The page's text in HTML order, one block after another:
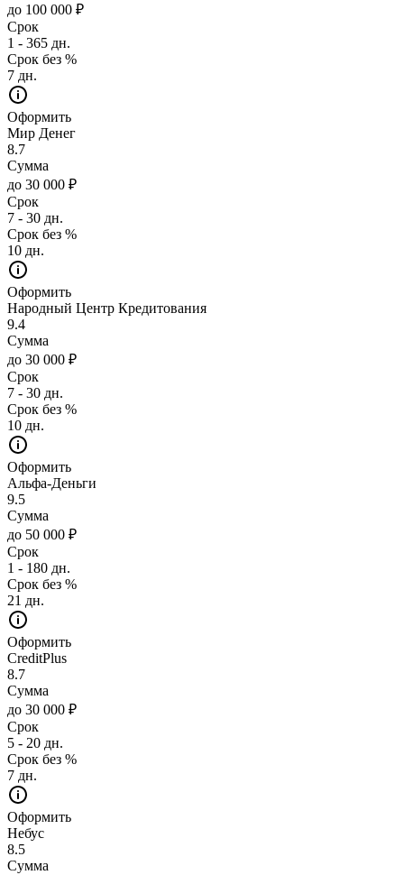
до 100 000 ₽
Срок
1 - 365 дн.
Срок без %
7 дн.
Оформить
Мир Денег
8.7
Сумма
до 30 000 ₽
Срок
7 - 30 дн.
Срок без %
10 дн.
Оформить
Народный Центр Кредитования
9.4
Сумма
до 30 000 ₽
Срок
7 - 30 дн.
Срок без %
10 дн.
Оформить
Альфа-Деньги
9.5
Сумма
до 50 000 ₽
Срок
1 - 180 дн.
Срок без %
21 дн.
Оформить
CreditPlus
8.7
Сумма
до 30 000 ₽
Срок
5 - 20 дн.
Срок без %
7 дн.
Оформить
Небус
8.5
Сумма